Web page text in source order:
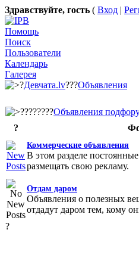
Здравствуйте, гость ( Вход |
Помощь
Поиск
Пользователи
Календарь
Галерея
?Девчата.lv???Объявления
????????Объявления
?
Коммерческие объявления
В этом разделе
размещать свою рекламу.
Отдам даром
Объявления о полезных
отдадут даром тем, кому
?